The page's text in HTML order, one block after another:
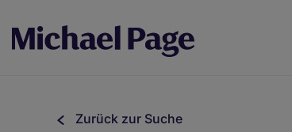
Zurück zur Suche